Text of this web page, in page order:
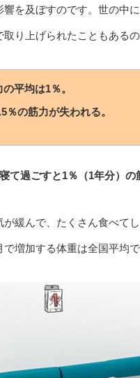
を及ぼすのです。世の中
取り上げられたこともある
平均は1％。
％の筋力が失われる。
て過ごすと1％（1年分）の
緩んで、たくさん食べて
増加する体重は全国平均